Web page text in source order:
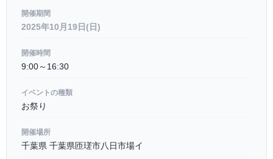
開催期間
2025年10月19日(日)
開催時間
9:00～16:30
イベントの種類
お祭り
開催場所
千葉県 千葉県匝瑳市八日市場イ